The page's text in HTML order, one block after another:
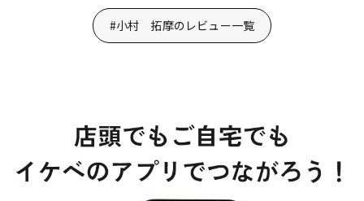
#小村 拓摩のレビュー一覧